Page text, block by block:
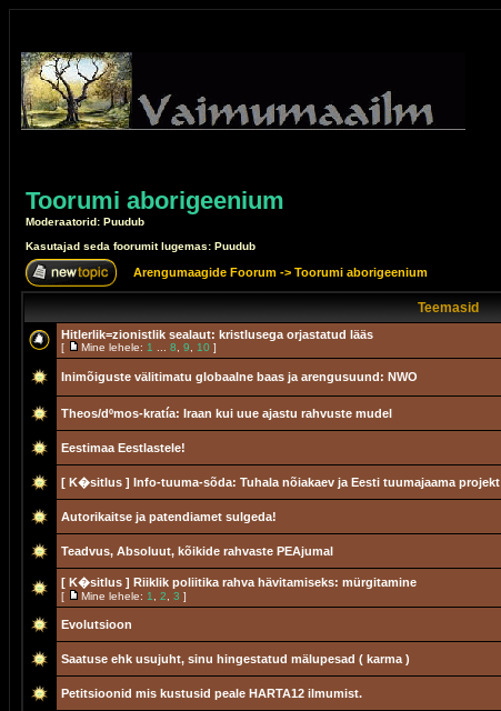
Toorumi aborigeenium
Moderaatorid: Puudub
Kasutajad seda foorumit lugemas: Puudub
Arengumaagide Foorum -> Toorumi aborigeenium
Teemasid
Hitlerlik=zionistlik sealaut: kristlusega orjastatud lääs
[ Mine lehele: 1 8 9 10 ]
Inimõiguste välitimatu globaalne baas ja arengusuund: NWO
Theos/dºmos-kratía: Iraan kui uue ajastu rahvuste mudel
Eestimaa Eestlastele!
[ K�sitlus ] Info-tuuma-sõda: Tuhala nõiakaev ja Eesti tuumajaama projekt
Autorikaitse ja patendiamet sulgeda!
Teadvus, Absoluut, kõikide rahvaste PEAjumal
[ K�sitlus ] Riiklik poliitika rahva hävitamiseks: mürgitamine
[ Mine lehele: 1 2 3 ]
Evolutsioon
Saatuse ehk usujuht, sinu hingestatud mälupesad ( karma )
Petitsioonid mis kustusid peale HARTA12 ilmumist.